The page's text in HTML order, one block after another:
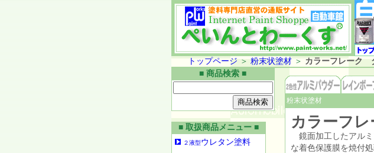
トップページ ＞ 粉末状塗材＞ カラーフレーク
■ 商品検索 ■
■ 取扱商品メニュー ■
２液型ウレタン塗料
粉末状塗材
カラーフレ
鏡面加工したアル
な着色保護膜を焼付